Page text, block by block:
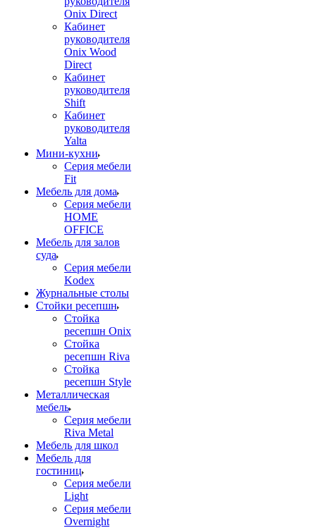
Onix Direct
Кабинет
руководителя
Onix Wood
Direct
Кабинет
руководителя
Shift
Кабинет
руководителя
Yalta
Мини-кухни
Серия мебели
Fit
Мебель для дома
Серия мебели
HOME
OFFICE
Мебель для залов
суда
Серия мебели
Kodex
Журнальные столы
Стойки ресепшн
Стойка
ресепшн Onix
Стойка
ресепшн Riva
Стойка
ресепшн Style
Металлическая
мебель
Серия мебели
Riva Metal
Мебель для школ
Мебель для
гостиниц
Серия мебели
Light
Серия мебели
Overnight